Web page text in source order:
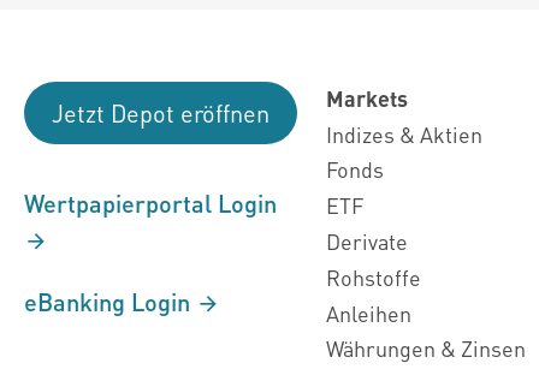
Jetzt Depot eröffnen
Wertpapierportal Login
eBanking Login
Markets
Indizes & Aktien
Fonds
ETF
Derivate
Rohstoffe
Anleihen
Währungen & Zinsen